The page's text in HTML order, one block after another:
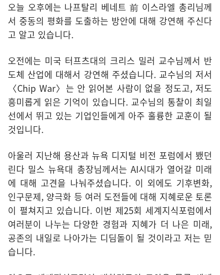
오늘 오후에는 나프탈리 베네트 前 이스라엘 총리님께
서 중동의 평화를 도출하는 방안에 대해 강연해 주신다
고 알고 있습니다.
오전에는 미국 터프츠대의 크리스 밀러 교수님께서 반
도체 산업에 대해서 강연해 주셨습니다. 교수님의 저서
〈Chip War〉는 안 읽어본 사람이 없을 정도고, 저도
흥미롭게 읽은 기억이 있습니다. 교수님의 통찰이 최일
선에서 뛰고 있는 기업인들에게 아주 훌륭한 교훈이 될
것입니다.
아울러 지난해 용산과 뉴욕 디지털 비전 포럼에서 뵀던
린다 밀스 뉴욕대 총장님께서는 AI시대가 열어갈 미래
에 대해 고견을 나눠주셨습니다. 이 외에도 기후변화,
인구문제, 양극화 등 여러 도전들에 대해 지혜로운 토론
이 펼쳐지고 있습니다. 이번 제25회 세계지식포럼에서
여러분이 나누는 다양한 경험과 지혜가 더 나은 미래,
공존의 내일로 나아가는 디딤돌이 될 것이라고 저는 믿
습니다.